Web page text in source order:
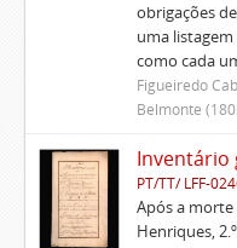
obrigações
uma
como cada
Figueiredo
Belmonte
PT/TT/ LFF-
Após a
Henriques,